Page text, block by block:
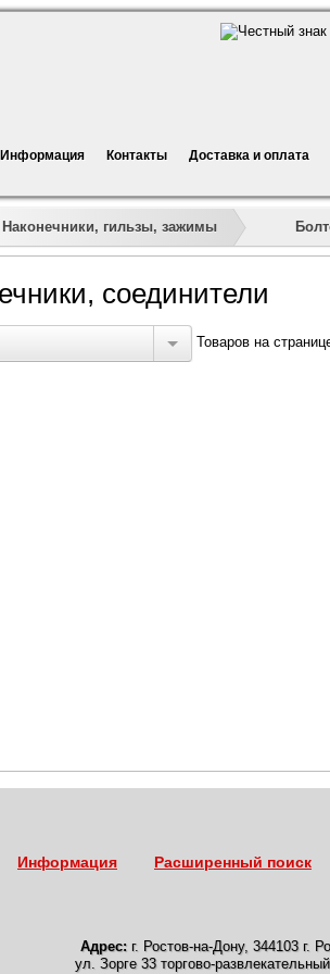
Информация Контакты Доставка и оплата
»»
Наконечники, гильзы, зажимы
соединители
Товаров на
Информация Расширенный поиск
Адрес: г. Ростов-на-Дону, 344103 г.
ул. Зорге 33 торгово-